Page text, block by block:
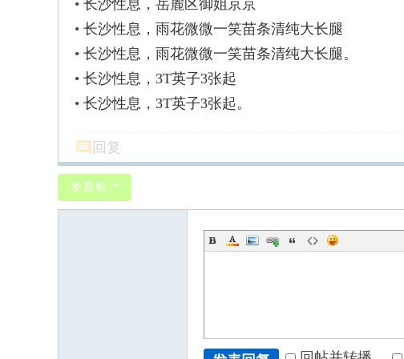
• 长沙性息，岳麓区御姐京京
• 长沙性息，雨花微微一笑苗条清纯大长腿
• 长沙性息，雨花微微一笑苗条清纯大长腿。
• 长沙性息，3T英子3张起
• 长沙性息，3T英子3张起。
回复
发新帖